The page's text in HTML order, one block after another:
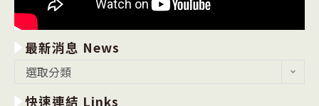
最新消息 News
消
選取分類
快速連結 Links